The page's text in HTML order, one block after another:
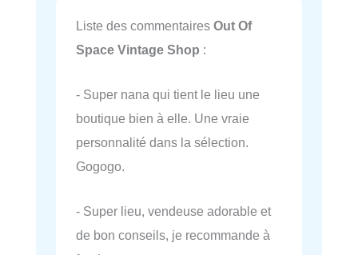
Liste des commentaires Out Of
Space Vintage Shop :
- Super nana qui tient le lieu une
boutique bien à elle. Une vraie
personnalité dans la sélection.
Gogogo.
- Super lieu, vendeuse adorable et
de bon conseils, je recommande à